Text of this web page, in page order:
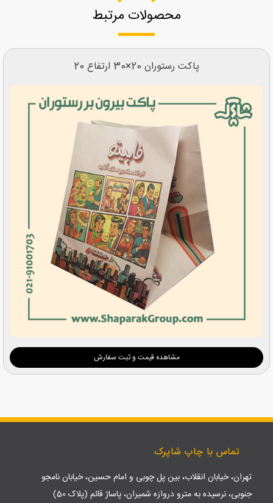
محصولات مرتبط
پاکت رستوران 20×30 ارتفاع 20
مشاهده قیمت و ثبت سفارش
تماس با چاپ شاپرک
تهران، خیابان انقلاب، بین پل چوبی و امام حسین، خیابان نامجو
جنوبی، نرسیده به مترو دروازه شمیران، پاساژ قائم (پلاک 50)